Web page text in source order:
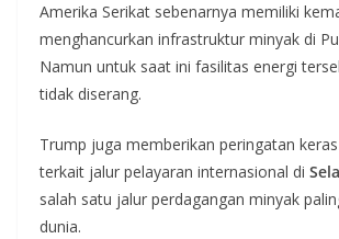
Amerika Serikat sebenarnya memiliki
menghancurkan infrastruktur minyak di
Namun untuk saat ini fasilitas energi
tidak diserang.
Trump juga memberikan peringatan
terkait jalur pelayaran internasional di
salah satu jalur perdagangan minyak
dunia.